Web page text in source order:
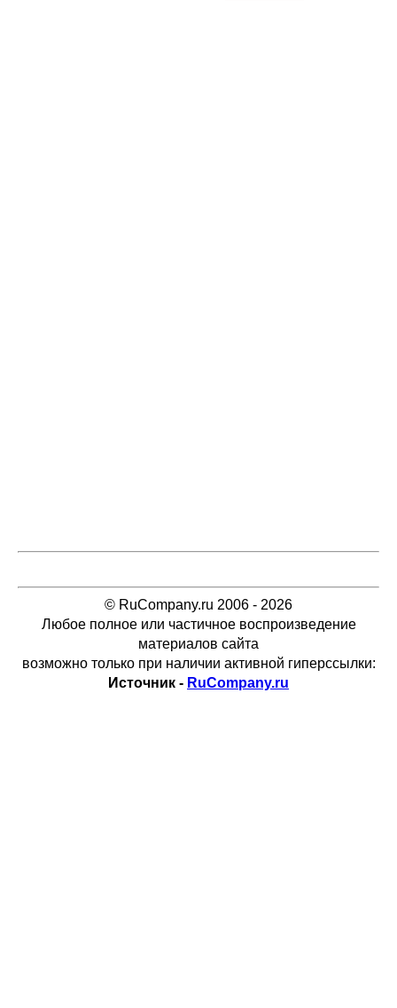
© RuCompany.ru 2006 - 2026
Любое полное или частичное воспроизведение
материалов сайта
возможно только при наличии активной гиперссылки:
Источник - RuCompany.ru